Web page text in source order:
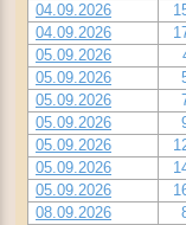
04.09.2026
04.09.2026
05.09.2026
05.09.2026
05.09.2026
05.09.2026
05.09.2026
05.09.2026
05.09.2026
08.09.2026